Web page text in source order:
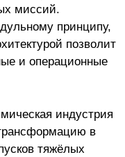
миссий.
принципу,
позволит
и операционные
индустрия
в
тяжёлых